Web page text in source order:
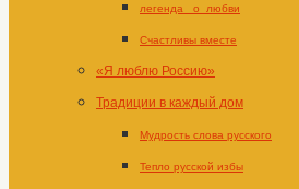
легенда _о_любви
Счастливы вместе
«Я люблю Россию»
Традиции в каждый дом
Мудрость слова русского
Тепло русской избы